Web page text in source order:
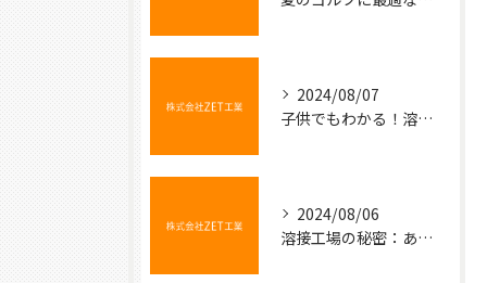
2024/08/07
子供でもわかる！溶接の不思議な世界
2024/08/06
溶接工場の秘密：あなたの知らない金属の結びつき